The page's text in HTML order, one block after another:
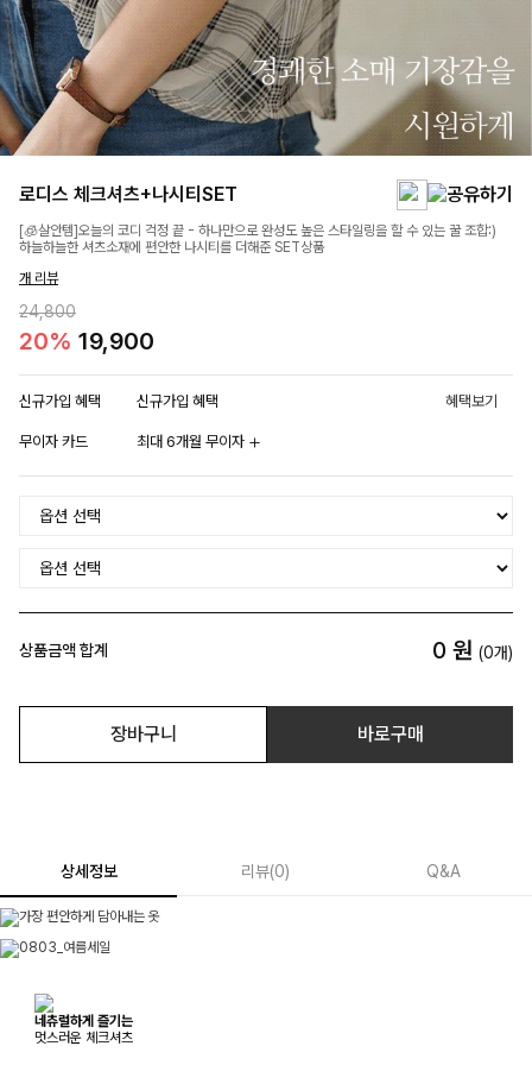
로디스 체크셔츠+나시티SET
[🧊살안템]오늘의 코디 걱정 끝 - 하나만으로 완성도 높은 스타일링을 할 수 있는 꿀 조합:)
하늘하늘한 셔츠소재에 편안한 나시티를 더해준 SET상품
개 리뷰
24,800
20% 19,900
신규가입 혜택 신규가입 혜택 혜택보기
무이자 카드 최대 6개월 무이자
상품금액 합계 0 원 (0개)
장바구니 바로구매
상세정보 리뷰(0) Q&A
네츄럴하게 즐기는
멋스러운 체크셔츠